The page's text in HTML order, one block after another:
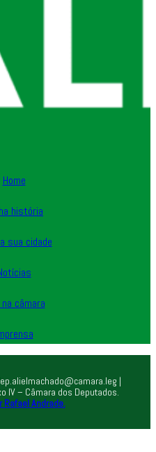
Home
história
sua cidade
câmara
|
IV – Câmara dos Deputados.
Rafael Andrade.